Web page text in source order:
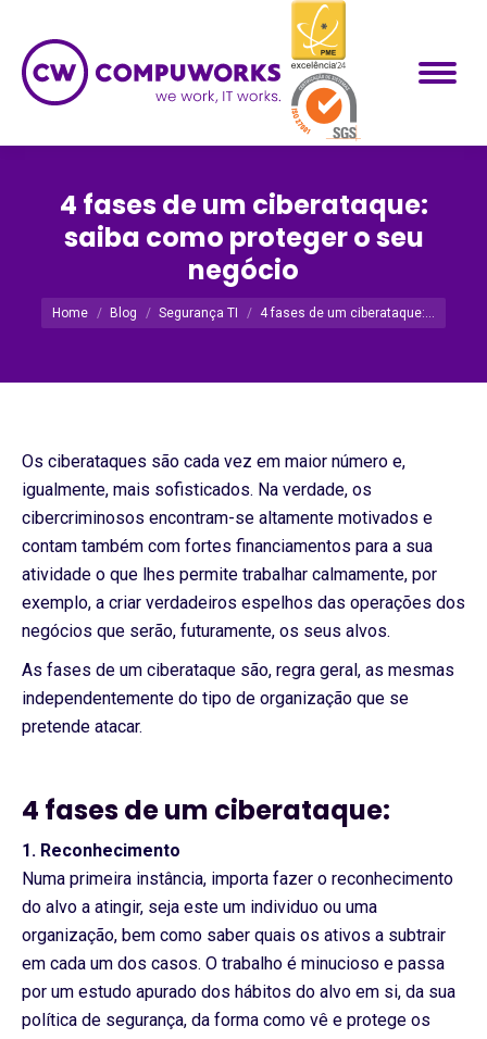
4 fases de um ciberataque:
saiba como proteger o seu
negócio
Você está aqui:
Home Blog Segurança TI 4 fases de um ciberataque:…
Os ciberataques são cada vez em maior número e,
igualmente, mais sofisticados. Na verdade, os
cibercriminosos encontram-se altamente motivados e
contam também com fortes financiamentos para a sua
atividade o que lhes permite trabalhar calmamente, por
exemplo, a criar verdadeiros espelhos das operações dos
negócios que serão, futuramente, os seus alvos.
As fases de um ciberataque são, regra geral, as mesmas
independentemente do tipo de organização que se
pretende atacar.
4 fases de um ciberataque:
1. Reconhecimento
Numa primeira instância, importa fazer o reconhecimento
do alvo a atingir, seja este um individuo ou uma
organização, bem como saber quais os ativos a subtrair
em cada um dos casos. O trabalho é minucioso e passa
por um estudo apurado dos hábitos do alvo em si, da sua
política de segurança, da forma como vê e protege os